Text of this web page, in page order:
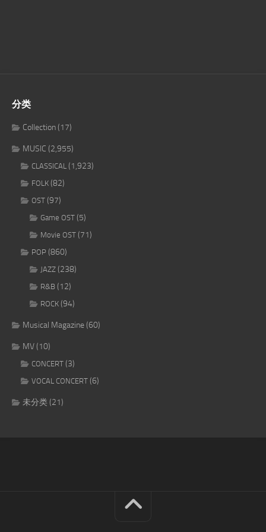
分类
Collection(17)
MUSIC (2,955)
CLASSICAL (1,923)
FOLK (82)
OST (97)
Game OST (5)
Movie OST (71)
POP (860)
JAZZ (238)
R&B (12)
ROCK (94)
Musical Magazine(60)
MV(10)
CONCERT (3)
VOCAL CONCERT (6)
未分类(21)